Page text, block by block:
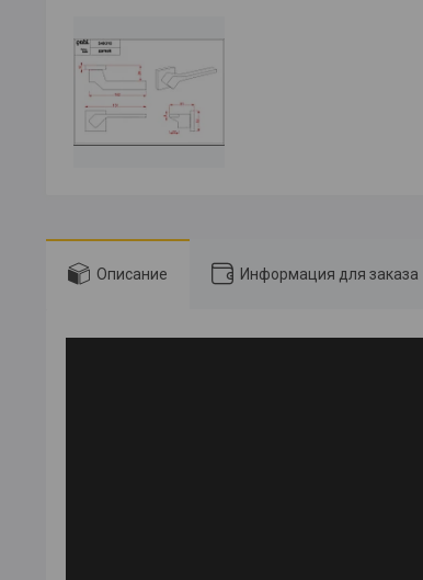
Описание Информация для заказа